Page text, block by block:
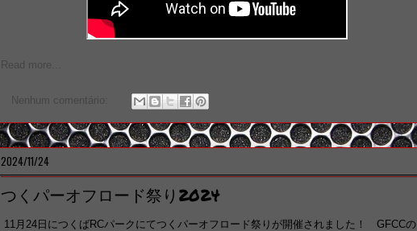
Read more...
Nenhum comentário:
2024/11/24
つくパーオフロード祭り2024
11月24日につくばRCパークにてつくパーオフロード祭りが開催されました！ GFCCの